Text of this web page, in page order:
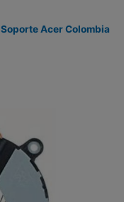
Soporte Acer Colombia